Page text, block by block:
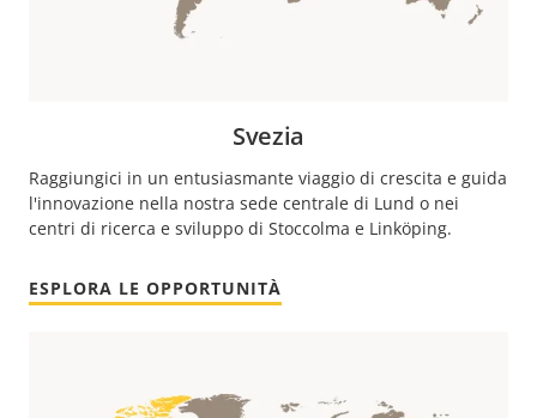
Svezia
Raggiungici in un entusiasmante viaggio di crescita e guida
l'innovazione nella nostra sede centrale di Lund o nei
centri di ricerca e sviluppo di Stoccolma e Linköping.
ESPLORA LE OPPORTUNITÀ